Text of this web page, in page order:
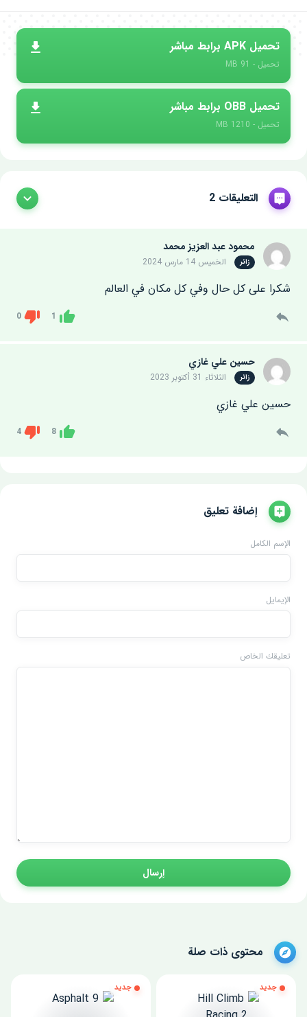
تحميل APK برابط مباشر
تحميل - 91 MB
تحميل OBB برابط مباشر
تحميل - 1210 MB
التعليقات 2
محمود عبد العزيز محمد
زائر الخميس 14 مارس 2024
شكرا على كل حال وفي كل مكان في العالم
1
0
Dislike
حسين علي غازي
زائر الثلاثاء 31 أكتوبر 2023
حسين علي غازي
8
4
Dislike
إضافة تعليق
الإسم الكامل
الإيمايل
تعليقك الخاص
إرسال
محتوى ذات صلة
جديد جديد